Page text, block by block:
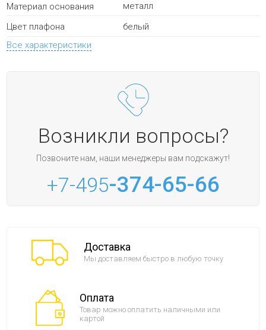
Материал основания
металл
Цвет плафона
белый
Все характеристики
Возникли вопросы?
Позвоните нам, наши менеджеры вам подскажут!
+7-495-374-65-66
Доставка
Мы доставляем быстро в любую точку
Оплата
Товар можно оплатить наличными или
картой